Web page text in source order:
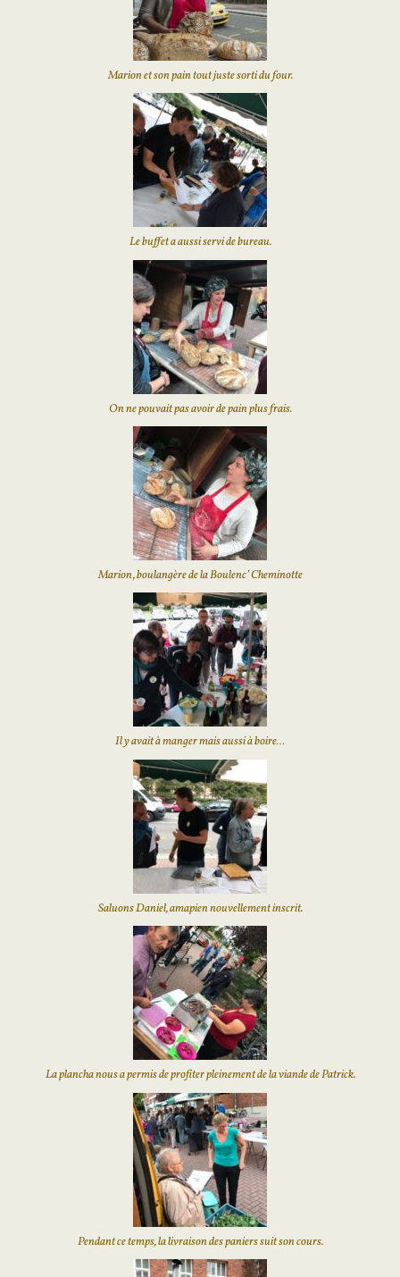
Marion et son pain tout juste sorti du four.
Le buffet a aussi servi de bureau.
On ne pouvait pas avoir de pain plus frais.
Marion, boulangère de la Boulenc’ Cheminotte
Il y avait à manger mais aussi à boire…
Saluons Daniel, amapien nouvellement inscrit.
La plancha nous a permis de profiter pleinement de la viande de Patrick.
Pendant ce temps, la livraison des paniers suit son cours.